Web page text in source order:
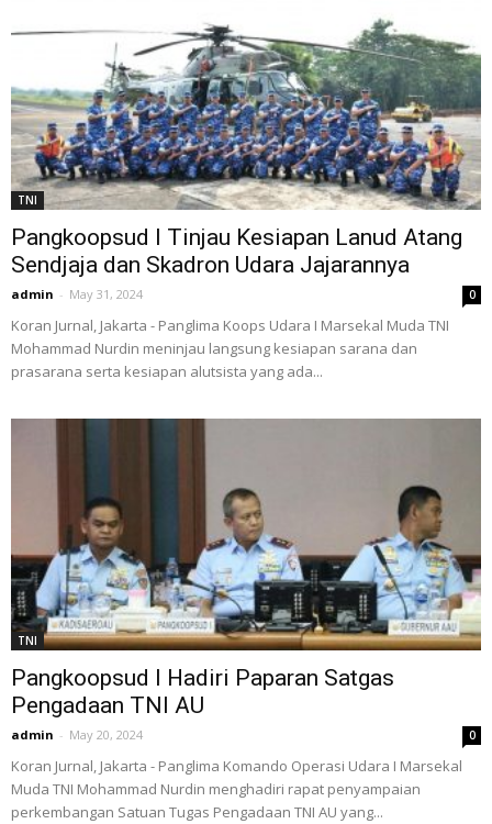
TNI
Pangkoopsud I Tinjau Kesiapan Lanud Atang
Sendjaja dan Skadron Udara Jajarannya
admin - May 31, 2024 0
Koran Jurnal, Jakarta - Panglima Koops Udara I Marsekal Muda TNI
Mohammad Nurdin meninjau langsung kesiapan sarana dan
prasarana serta kesiapan alutsista yang ada...
TNI
Pangkoopsud I Hadiri Paparan Satgas
Pengadaan TNI AU
admin - May 20, 2024 0
Koran Jurnal, Jakarta - Panglima Komando Operasi Udara I Marsekal
Muda TNI Mohammad Nurdin menghadiri rapat penyampaian
perkembangan Satuan Tugas Pengadaan TNI AU yang...